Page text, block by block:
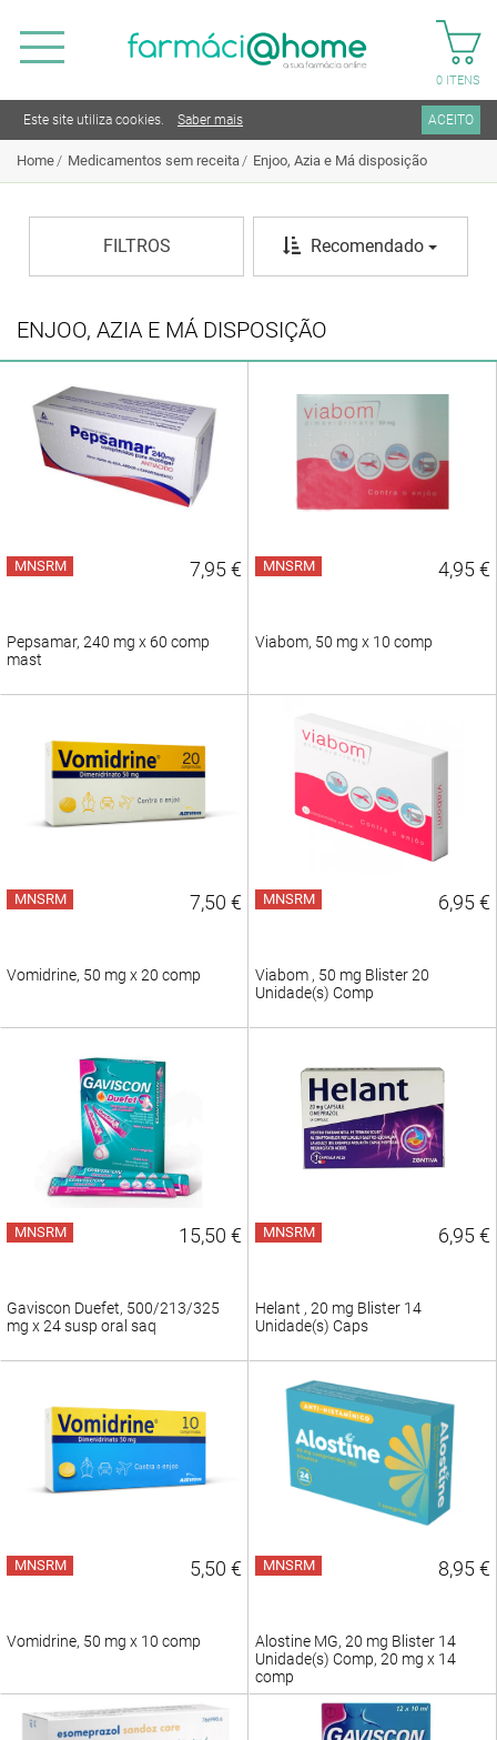
0 ITENS
Este site utiliza cookies. Saber mais ACEITO
Home Medicamentos sem receita Enjoo, Azia e Má disposição
FILTROS Recomendado
ENJOO, AZIA E MÁ DISPOSIÇÃO
MNSRM 7,95 €
Pepsamar, 240 mg x 60 comp
mast
MNSRM 4,95 €
Viabom, 50 mg x 10 comp
MNSRM 7,50 €
Vomidrine, 50 mg x 20 comp
MNSRM 6,95 €
Viabom , 50 mg Blister 20
Unidade(s) Comp
MNSRM 15,50 €
Gaviscon Duefet, 500/213/325
mg x 24 susp oral saq
MNSRM 6,95 €
Helant , 20 mg Blister 14
Unidade(s) Caps
MNSRM 5,50 €
Vomidrine, 50 mg x 10 comp
MNSRM 8,95 €
Alostine MG, 20 mg Blister 14
Unidade(s) Comp, 20 mg x 14
comp